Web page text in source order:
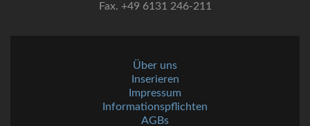
Fax. +49 6131 246-211
Über uns
Inserieren
Impressum
Informationspflichten
AGBs